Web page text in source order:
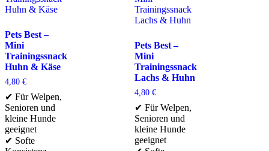
Pets Best –
Mini
Trainingssnack
Huhn & Käse
4,80 €
✔ Für Welpen,
Senioren und
kleine Hunde
geeignet
✔ Softe
Pets Best –
Mini
Trainingssnack
Lachs & Huhn
4,80 €
✔ Für Welpen,
Senioren und
kleine Hunde
geeignet